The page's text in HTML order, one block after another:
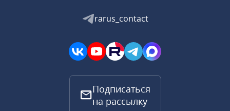
rarus_contact
Подписаться
на рассылку